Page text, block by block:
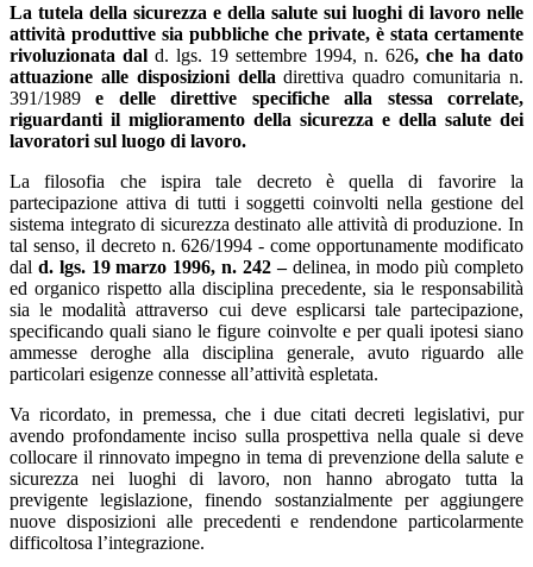
La tutela della sicurezza e della salute sui luoghi di lavoro nelle
attività produttive sia pubbliche che private, è stata certamente
rivoluzionata dal d. lgs. 19 settembre 1994, n. 626, che ha dato
attuazione alle disposizioni delladirettiva quadro comunitaria n.
391/1989 e delle direttive specifiche alla stessa correlate,
riguardanti il miglioramento della sicurezza e della salute dei
lavoratori sul luogo di lavoro.
La filosofia che ispira tale decreto è quella di favorire la
partecipazione attiva di tutti i soggetti coinvolti nella gestione del
sistema integrato di sicurezza destinato alle attività di produzione. In
tal senso, il decreto n. 626/1994 - come opportunamente modificato
dal d. lgs. 19 marzo 1996, n. 242 – delinea, in modo più completo
ed organico rispetto alla disciplina precedente, sia le responsabilità
sia le modalità attraverso cui deve esplicarsi tale partecipazione,
specificando quali siano le figure coinvolte e per quali ipotesi siano
ammesse deroghe alla disciplina generale, avuto riguardo alle
particolari esigenze connesse all’attività espletata.
Va ricordato, in premessa, che i due citati decreti legislativi, pur
avendo profondamente inciso sulla prospettiva nella quale si deve
collocare il rinnovato impegno in tema di prevenzione della salute e
sicurezza nei luoghi di lavoro, non hanno abrogato tutta la
previgente legislazione, finendo sostanzialmente per aggiungere
nuove disposizioni alle precedenti e rendendone particolarmente
difficoltosa l’integrazione.